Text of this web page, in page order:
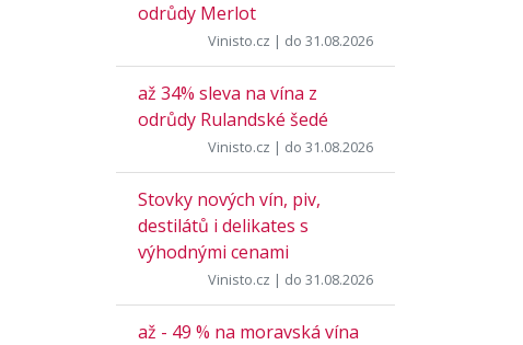
odrůdy Merlot
Vinisto.cz | do 31.08.2026
až 34% sleva na vína z
odrůdy Rulandské šedé
Vinisto.cz | do 31.08.2026
Stovky nových vín, piv,
destilátů i delikates s
výhodnými cenami
Vinisto.cz | do 31.08.2026
až - 49 % na moravská vína